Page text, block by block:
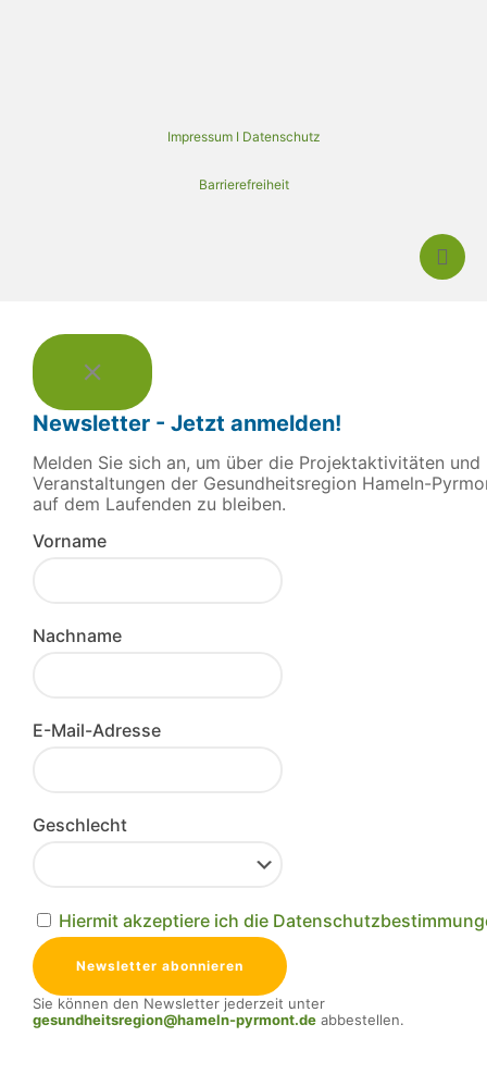
Impressum I Datenschutz
Barrierefreiheit
Newsletter - Jetzt anmelden!
Melden Sie sich an, um über die Projektaktivitäten und
Veranstaltungen der Gesundheitsregion Hameln-
auf dem Laufenden zu bleiben.
Vorname
Nachname
E-Mail-Adresse
Geschlecht
Hiermit akzeptiere ich die
Sie können den Newsletter jederzeit unter
gesundheitsregion@hameln-pyrmont.de abbestellen.